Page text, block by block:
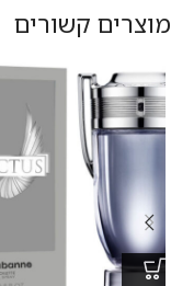
מוצרים קשורים